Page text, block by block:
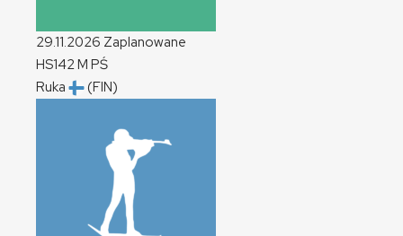
29.11.2026 Zaplanowane
HS142M PŚ
Ruka
(FIN)